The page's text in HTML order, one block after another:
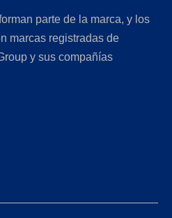
parte de la marca, y los
marcas registradas de
y sus compañías